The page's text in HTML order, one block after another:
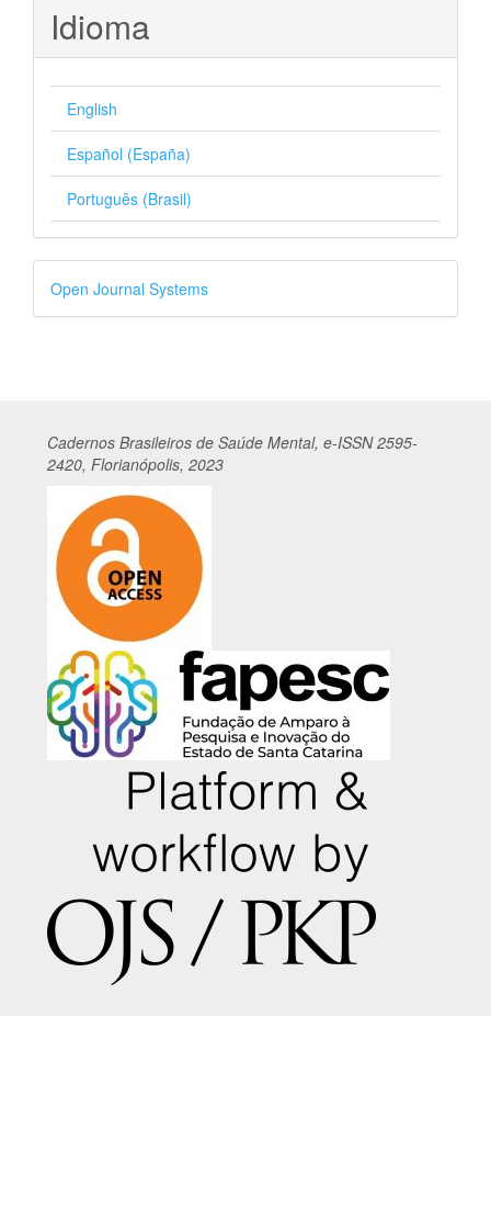
Idioma
English
Español (España)
Português (Brasil)
Desenvolvido
por
Open Journal Systems
Cadernos Brasileiros de Saúde Mental, e-ISSN 2595-
2420, Florianópolis, 2023